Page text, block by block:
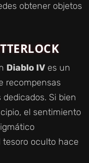
obtener objetos
Diablo IV es un
recompensas
Si bien
el sentimiento
tesoro oculto hace